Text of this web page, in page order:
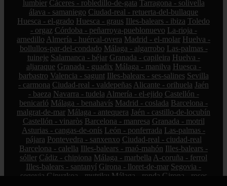
lumbier Cáceres - robledillo-de-gata Tarragona - solivella
álava - samaniego Ciudad-real - retuerta-del-bullaque
Huesca - el-grado Huesca - graus Illes-balears - ibiza Toledo
- orgaz Córdoba - peñarroya-pueblonuevo La-rioja -
arnedillo Almería - huércal-overa Madrid - el-molar Huelva -
bollullos-par-del-condado Málaga - algarrobo Las-palmas -
tuineje Salamanca - béjar Granada - capileira Huelva -
aljaraque Granada - guadix Málaga - manilva Huesca -
barbastro Valencia - sagunt Illes-balears - ses-salines Sevilla
- carmona Ciudad-real - valdepeñas Alicante - orihuela Jaén
- baeza Navarra - tudela Almería - el-ejido Castellón -
benicarló Málaga - benahavís Madrid - coslada Barcelona -
malgrat-de-mar Málaga - antequera Jaén - castillo-de-locubín
Castellón - vinaròs Barcelona - manresa Granada - motril
Asturias - cangas-de-onís León - ponferrada Las-palmas -
pájara Pontevedra - sanxenxo Ciudad-real - ciudad-real
Barcelona - calella Illes-balears - maó-mahón Illes-balears -
sóller Cádiz - chipiona Málaga - marbella A-coruña - ferrol
Illes-balears - santanyí Girona - lloret-de-mar Segovia -
segovia Gipuzkoa - mutriku Málaga - ronda Girona - roses